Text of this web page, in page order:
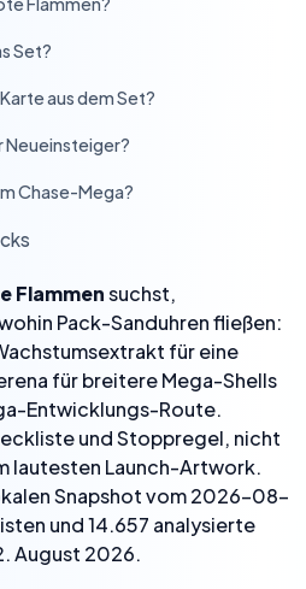
Set?
aus dem Set?
Neueinsteiger?
Chase-Mega?
Flammensuchst,
Pack-Sanduhren fließen:
für eine
für breitere Mega-Shells
Entwicklungs-Route.
und Stoppregel, nicht
lautesten Launch-Artwork.
Snapshot vom 2026-08-
und 14.657 analysierte
August 2026.